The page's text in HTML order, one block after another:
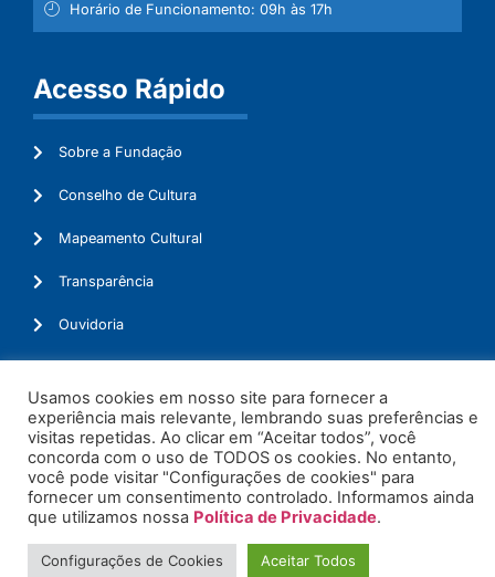
Horário de Funcionamento: 09h às 17h
Acesso Rápido
Sobre a Fundação
Conselho de Cultura
Mapeamento Cultural
Transparência
Ouvidoria
© 2026. Todos os Direitos Reservados.
Usamos cookies em nosso site para fornecer a
experiência mais relevante, lembrando suas preferências e
visitas repetidas. Ao clicar em “Aceitar todos”, você
concorda com o uso de TODOS os cookies. No entanto,
você pode visitar "Configurações de cookies" para
fornecer um consentimento controlado. Informamos ainda
que utilizamos nossa Política de Privacidade.
Configurações de Cookies Aceitar Todos